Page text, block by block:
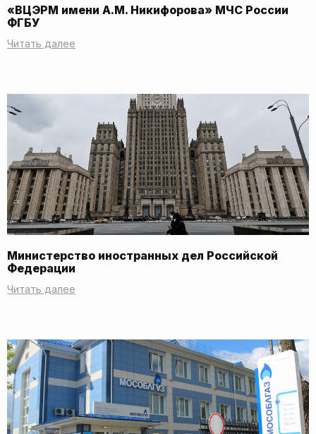
«ВЦЭРМ имени А.М. Никифорова» МЧС России
ФГБУ
Читать далее
Министерство иностранных дел Российской
Федерации
Читать далее